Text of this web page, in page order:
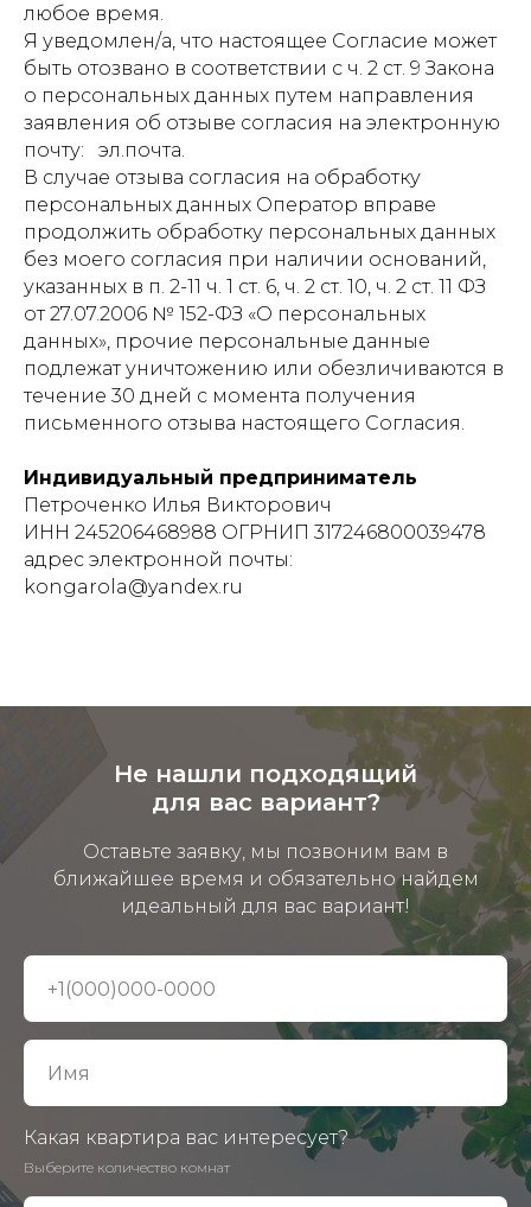
любое время.
Я уведомлен/а, что настоящее Согласие может
быть отозвано в соответствии с ч. 2 ст. 9 Закона
о персональных данных путем направления
заявления об отзыве согласия на электронную
почту: эл.почта.
В случае отзыва согласия на обработку
персональных данных Оператор вправе
продолжить обработку персональных данных
без моего согласия при наличии оснований,
указанных в п. 2-11 ч. 1 ст. 6, ч. 2 ст. 10, ч. 2 ст. 11 ФЗ
от 27.07.2006 № 152-ФЗ «О персональных
данных», прочие персональные данные
подлежат уничтожению или обезличиваются в
течение 30 дней с момента получения
письменного отзыва настоящего Согласия.
Индивидуальный предприниматель
Петроченко Илья Викторович
ИНН 245206468988 ОГРНИП 317246800039478
адрес электронной почты:
kongarola@yandex.ru
Не нашли подходящий
для вас вариант?
Оставьте заявку, мы позвоним вам в
ближайшее время и обязательно найдем
идеальный для вас вариант!
Какая квартира вас интересует?
Выберите количество комнат